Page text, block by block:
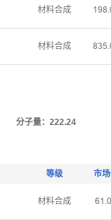
材料合成
材料合成
分子量：222.24
等级 市
材料合成